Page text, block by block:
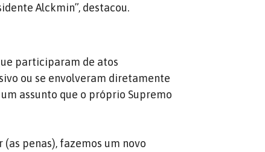
Alckmin”, destacou.
participaram de atos
ou se envolveram diretamente
assunto que o próprio Supremo
penas), fazemos um novo